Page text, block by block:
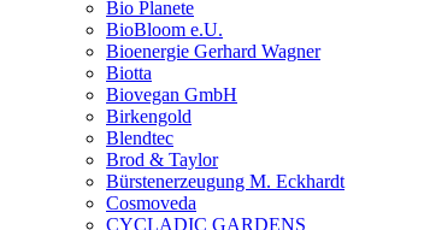
Bio Planete
BioBloom e.U.
Bioenergie Gerhard Wagner
Biotta
Biovegan GmbH
Birkengold
Blendtec
Brod & Taylor
Bürstenerzeugung M. Eckhardt
Cosmoveda
CYCLADIC GARDENS